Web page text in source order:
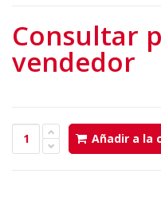
Consultar
vendedor
Añadir a la